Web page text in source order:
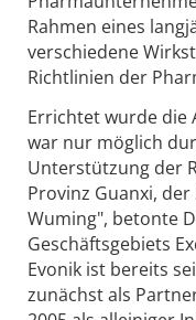
Rahmen eines
verschiedene
Richtlinien der
Errichtet wurde die
war nur möglich
Unterstützung der
Provinz Guanxi,
Wuming", betonte
Geschäftsgebiets
Evonik ist bereits
zunächst als